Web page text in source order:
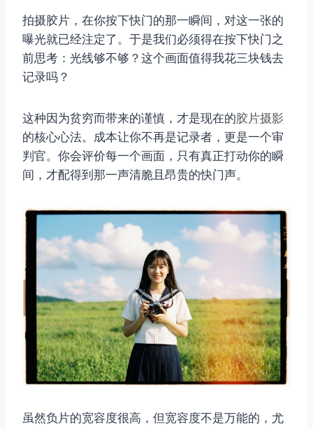
拍摄胶片，在你按下快门的那一瞬间，对这一张的
曝光就已经注定了。于是我们必须得在按下快门之
前思考：光线够不够？这个画面值得我花三块钱去
记录吗？
这种因为贫穷而带来的谨慎，才是现在的胶片摄影
的核心心法。成本让你不再是记录者，更是一个审
判官。你会评价每一个画面，只有真正打动你的瞬
间，才配得到那一声清脆且昂贵的快门声。
虽然负片的宽容度很高，但宽容度不是万能的，尤